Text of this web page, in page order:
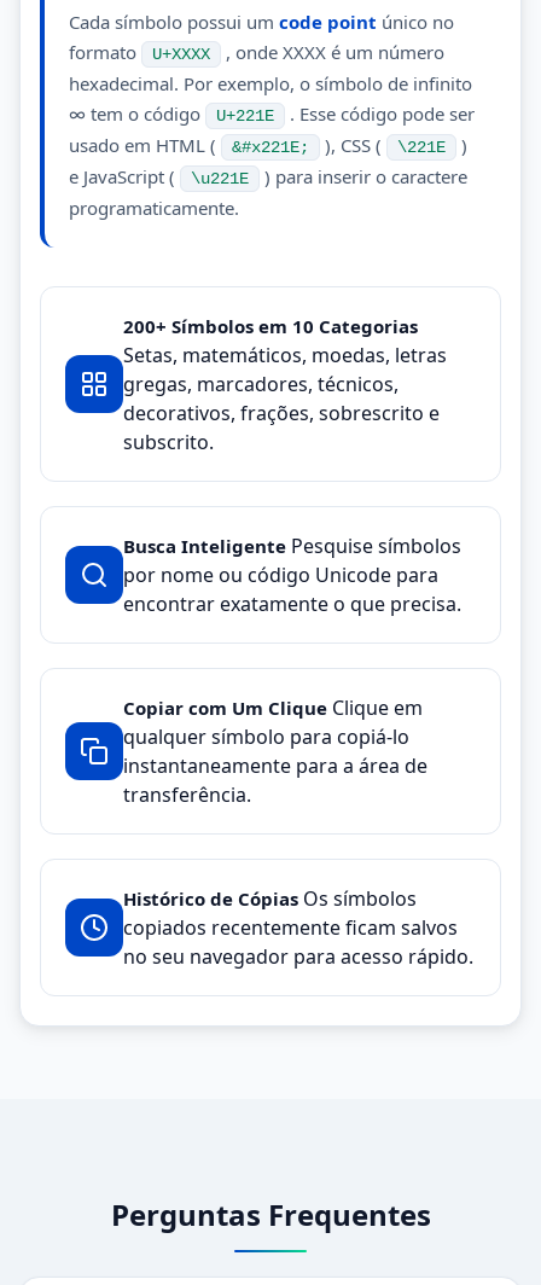
Cada símbolo possui um code point único no
formato
U+XXXX
, onde XXXX é um número
hexadecimal. Por exemplo, o símbolo de infinito
∞ tem o código
U+221E
. Esse código pode ser
usado em HTML (
&#x221E; ), CSS ( \221E
)
e JavaScript (
\u221E
) para inserir o caractere
programaticamente.
200+ Símbolos em 10 Categorias
Setas, matemáticos, moedas, letras
gregas, marcadores, técnicos,
decorativos, frações, sobrescrito e
subscrito.
Busca Inteligente Pesquise símbolos
por nome ou código Unicode para
encontrar exatamente o que precisa.
Copiar com Um Clique Clique em
qualquer símbolo para copiá-lo
instantaneamente para a área de
transferência.
Histórico de Cópias Os símbolos
copiados recentemente ficam salvos
no seu navegador para acesso rápido.
Perguntas Frequentes